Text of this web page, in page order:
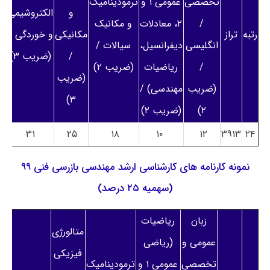
رتبه تراز
/
انگلیسی
/
(ضریب
۲)
۲، معادلات
دیفرانسیل،
ریاضیات
مهندسی) /
(ضریب ۲)
و مکانیک
سیالات /
(ضریب ۲)
و
مکانیکی
/
(ضریب
۳)
الکتروشیمی
و خوردگی /
(ضریب ۳)
۲۴ ۳۹۱۳ ۱۲ ۱۸ ۲۵ ۳۱
نمونه کارنامه های کارشناسی ارشد مهندسی بازرسی فنی ۹۹
(سهمیه ۲۵ درصد)
زبان
عمومی و
تخصصی
ریاضیات
(ریاضی
عمومی ۱ و ترمودینامیک
متالورژی
فیزیکی